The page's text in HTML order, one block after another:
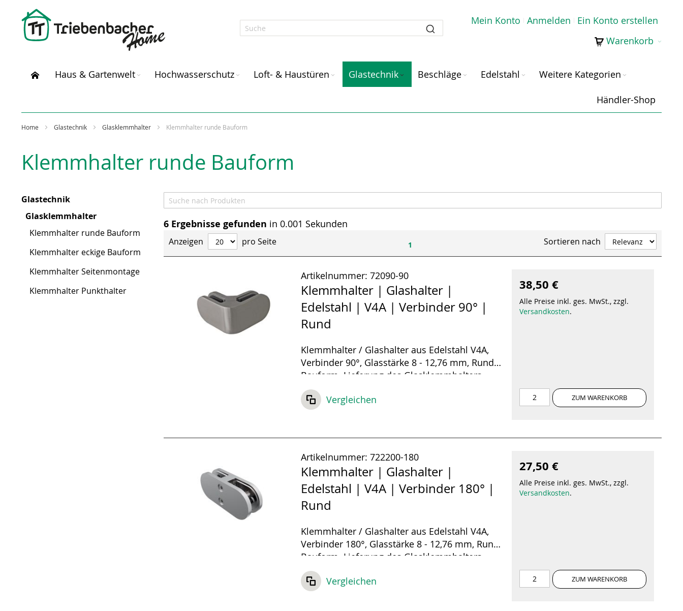
Direkt
zum
Mein Konto Anmelden
Ein Konto erstellen
Warenkorb
Haus & Gartenwelt Hochwasserschutz Loft- & Haustüren Glastechnik Beschläge Edelstahl Weitere Kategorien
Händler-Shop
Home Glastechnik Glasklemmhalter Klemmhalter runde Bauform
Klemmhalter runde Bauform
Glastechnik
Glasklemmhalter
Klemmhalter runde Bauform
Klemmhalter eckige Bauform
Klemmhalter Seitenmontage
Klemmhalter Punkthalter
6Ergebnisse gefunden in 0.001 Sekunden
Anzeigen pro Seite Sortieren nach
1
Artikelnummer: 72090-90
Klemmhalter | Glashalter |
Edelstahl | V4A | Verbinder 90° |
Rund
Klemmhalter / Glashalter aus Edelstahl V4A,
Verbinder 90°, Glasstärke 8 - 12,76 mm, Runde
Bauform. Lieferung des Glasklemmhalters
inklusive Gummieinlagen und Sicherungsstift
Vergleichen
38,50 €
Alle Preise inkl. ges. MwSt., zzgl.
Versandkosten.
ZUM WARENKORB
Artikelnummer: 722200-180
Klemmhalter | Glashalter |
Edelstahl | V4A | Verbinder 180° |
Rund
Klemmhalter / Glashalter aus Edelstahl V4A,
Verbinder 180°, Glasstärke 8 - 12,76 mm, Runde
Bauform. Lieferung des Glasklemmhalters
inklusive Gummieinlagen und Sicherungsstift.
Vergleichen
27,50 €
Alle Preise inkl. ges. MwSt., zzgl.
Versandkosten.
ZUM WARENKORB